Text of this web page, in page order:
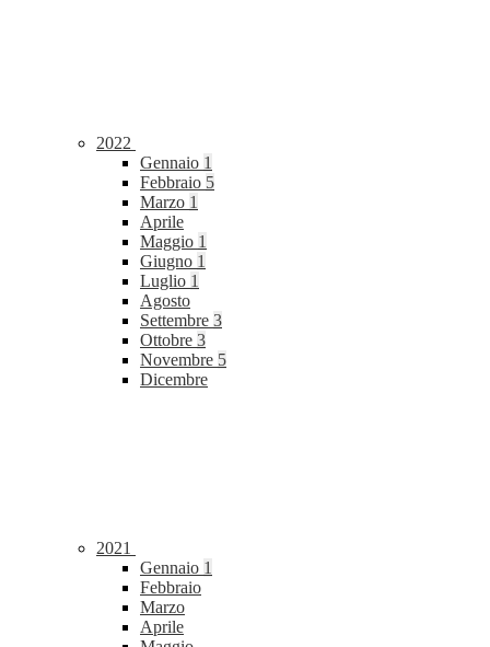
2022
Gennaio 1
Febbraio 5
Marzo 1
Aprile
Maggio 1
Giugno 1
Luglio 1
Agosto
Settembre 3
Ottobre 3
Novembre 5
Dicembre
2021
Gennaio 1
Febbraio
Marzo
Aprile